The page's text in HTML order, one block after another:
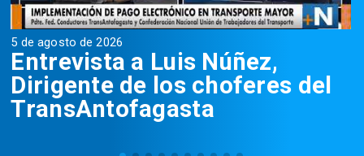
5 de agosto de 2026
Entrevista a Luis Núñez,
Dirigente de los choferes del
TransAntofagasta